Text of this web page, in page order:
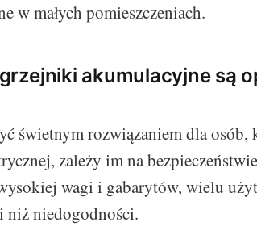
w małych pomieszczeniach.
akumulacyjne są
świetnym rozwiązaniem dla osób,
zależy im na
wagi i gabarytów, wielu
niż niedogodności.